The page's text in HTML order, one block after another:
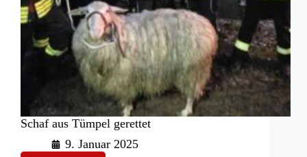
Schaf aus Tümpel gerettet
9. Januar 2025